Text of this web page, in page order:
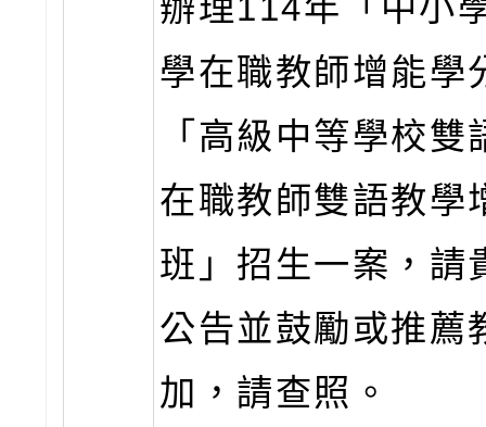
辦理114年「中小
學在職教師增能學
「高級中等學校雙
在職教師雙語教學
班」招生一案，請
公告並鼓勵或推薦
加，請查照。